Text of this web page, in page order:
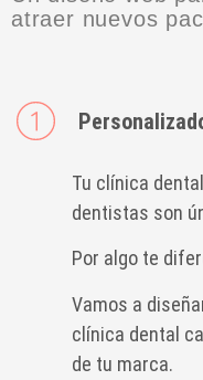
atraer nuevos
Tu clínica
dentistas son
Por algo te
Vamos a
clínica dental
de tu marca.